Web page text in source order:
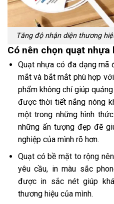
Tăng độ nhận diện thương
Có nên chọn quạt nhựa
Quạt nhựa có đa dạng mã
mắt và bắt mắt phù hợp
phẩm không chỉ giúp
được thời tiết nắng nóng
một trong những hình
những ấn tượng đẹp đẽ
nghiệp của mình rõ hơn.
Quạt có bề mặt to rộng
yêu cầu, in màu sắc
được in sắc nét giúp
thương hiệu của mình.